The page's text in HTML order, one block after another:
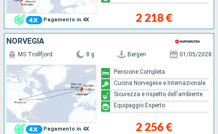
Pagamento in 4X 2 218 €
NORVEGIA
Pagamento in 4X
MS Trollfjord 8 g Bergen 01/05/2028
2 256 €
Pensione Completa
Cucina Norvegese e Internazionale
Sicurezza e rispetto dell'ambiente
Equipaggio Esperto